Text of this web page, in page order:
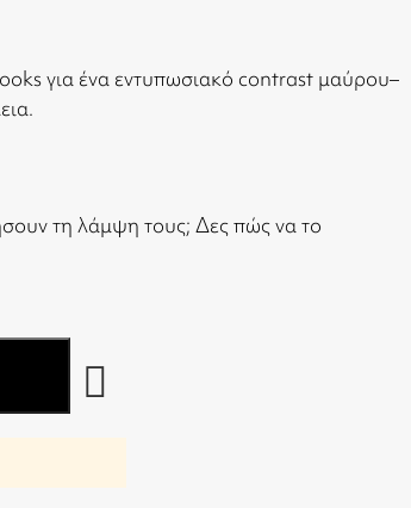
για ένα εντυπωσιακό contrast μαύρου–
τη λάμψη τους; Δες πώς να το